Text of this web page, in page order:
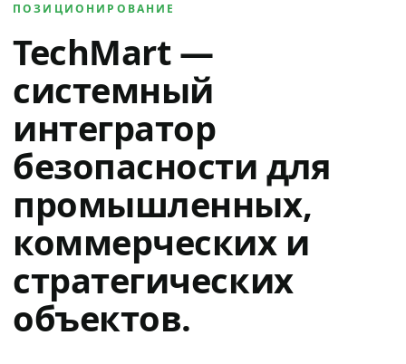
ПОЗИЦИОНИРОВАНИЕ
TechMart —
системный
интегратор
безопасности для
промышленных,
коммерческих и
стратегических
объектов.